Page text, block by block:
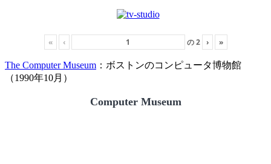
« ‹ の2 › »
The Computer Museum ：ボストンのコンピュータ博物館
（1990年10月）
Computer Museum